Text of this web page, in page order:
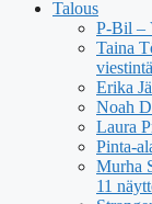
Talous
P-Bil –
Taina
Erika
Noah
Laura
Pinta-
Murha
11